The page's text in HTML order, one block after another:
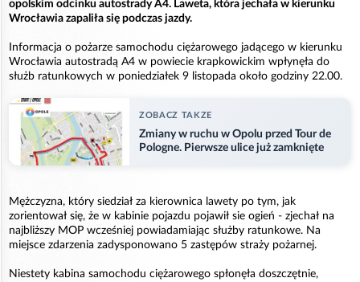
opolskim odcinku autostrady A4. Laweta, która jechała w kierunku
Wrocławia zapaliła się podczas jazdy.
Informacja o pożarze samochodu ciężarowego jadącego w kierunku
Wrocławia autostradą A4 w powiecie krapkowickim wpłynęła do
służb ratunkowych w poniedziałek 9 listopada około godziny 22.00.
ZOBACZ TAKZE
Zmiany w ruchu w Opolu przed Tour de
Pologne. Pierwsze ulice już zamknięte
Mężczyzna, który siedział za kierownica lawety po tym, jak
zorientował się, że w kabinie pojazdu pojawił sie ogień - zjechał na
najbliższy MOP wcześniej powiadamiając służby ratunkowe. Na
miejsce zdarzenia zadysponowano 5 zastępów straży pożarnej.
Niestety kabina samochodu ciężarowego spłonęła doszczętnie,